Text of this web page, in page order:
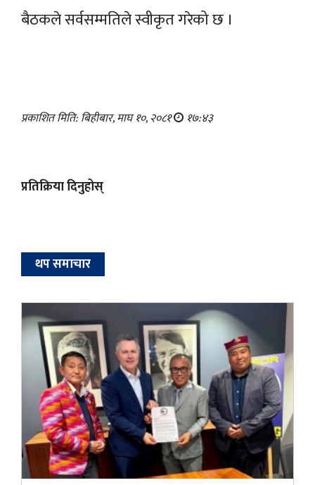
बैठकले सर्वसम्मतिले स्वीकृत गरेको छ ।
प्रकाशित मिति: बिहीबार, माघ १०, २०८१ १७:४३
प्रतिक्रिया दिनुहोस्
थप समाचार